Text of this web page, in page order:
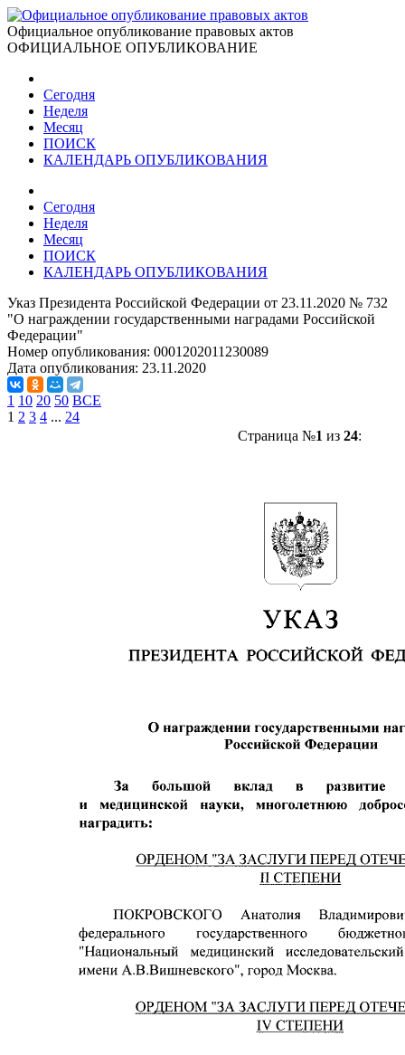
Официальное опубликование правовых актов
ОФИЦИАЛЬНОЕ ОПУБЛИКОВАНИЕ
Сегодня
Неделя
Месяц
ПОИСК
КАЛЕНДАРЬ ОПУБЛИКОВАНИЯ
Сегодня
Неделя
Месяц
ПОИСК
КАЛЕНДАРЬ ОПУБЛИКОВАНИЯ
Указ Президента Российской Федерации от 23.11.2020 № 732
"О награждении государственными наградами Российской
Федерации"
Номер опубликования: 0001202011230089
Дата опубликования: 23.11.2020
1 10 20 50 ВСЕ
1 2 3 4 ... 24
Страница №1 из 24: